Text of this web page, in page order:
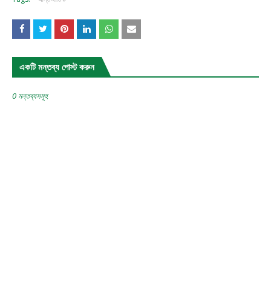
একটি মন্তব্য পোস্ট করুন
0 মন্তব্যসমূহ